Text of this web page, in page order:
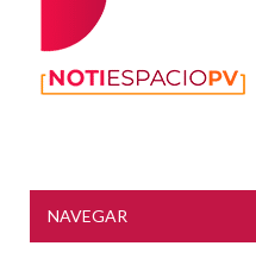
NAVEGAR